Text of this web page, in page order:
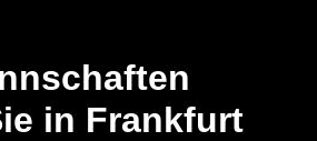
in Frankfurt